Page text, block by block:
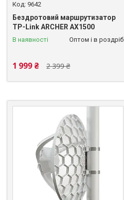
9642
Бездротовий маршрутизатор
TP-Link ARCHER AX1500
В наявності Оптом і в роздріб
2 399 ₴
1 999 ₴